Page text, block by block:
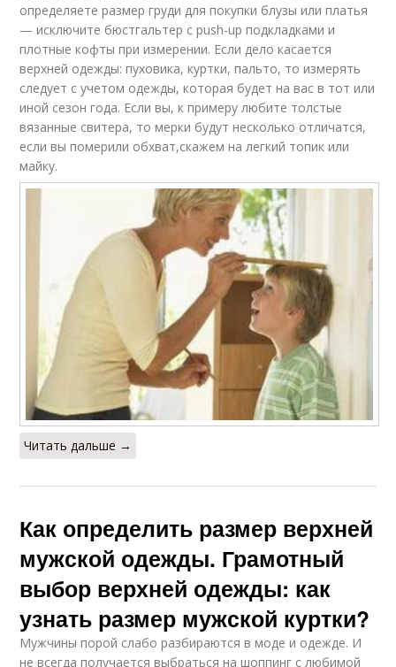
определяете размер груди для покупки блузы или платья
— исключите бюстгальтер с push-up подкладками и
плотные кофты при измерении. Если дело касается
верхней одежды: пуховика, куртки, пальто, то измерять
следует с учетом одежды, которая будет на вас в тот или
иной сезон года. Если вы, к примеру любите толстые
вязанные свитера, то мерки будут несколько отличатся,
если вы померили обхват,скажем на легкий топик или
майку.
Читать дальше →
Как определить размер верхней
мужской одежды. Грамотный
выбор верхней одежды: как
узнать размер мужской куртки?
Мужчины порой слабо разбираются в моде и одежде. И
не всегда получается выбраться на шоппинг с любимой